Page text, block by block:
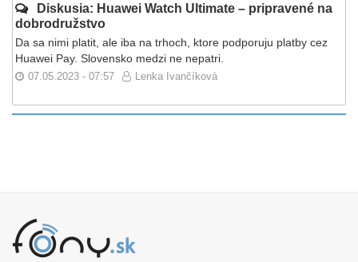
Diskusia: Huawei Watch Ultimate – pripravené na
dobrodružstvo
Da sa nimi platit, ale iba na trhoch, ktore podporuju platby cez
Huawei Pay. Slovensko medzi ne nepatri.
07.05.2023 - 07:57 Lenka Ivančíková